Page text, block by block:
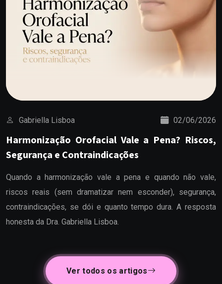
Gabriella Lisboa 02/06/2026
Harmonização Orofacial Vale a Pena? Riscos,
Segurança e Contraindicações
Quando a harmonização vale a pena e quando não vale,
riscos reais (sem dramatizar nem esconder), segurança,
contraindicações, se dói e quanto tempo dura. A resposta
honesta da Dra. Gabriella Lisboa.
Ver todos os artigos